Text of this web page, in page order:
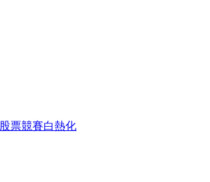
股票競賽白熱化